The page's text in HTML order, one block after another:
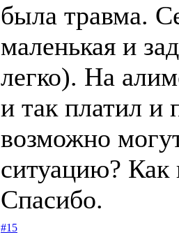
была травма.
маленькая и
легко). На
и так платил и
возможно
ситуацию? Как
Спасибо.
#15